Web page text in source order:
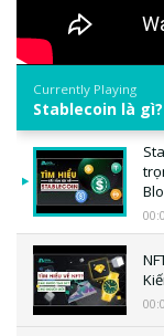
Currently Playing